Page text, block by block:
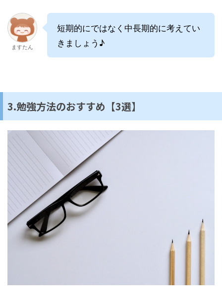
ますたん
短期的にではなく中長期的に考えてい
きましょう♪
3.勉強方法のおすすめ【3選】